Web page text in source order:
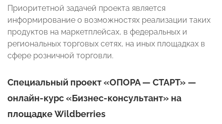
Приоритетной задачей проекта является
информирование о возможностях реализации таких
продуктов на маркетплейсах, в федеральных и
региональных торговых сетях, на иных площадках в
сфере розничной торговли.
Специальный проект «ОПОРА— СТАРТ» —
онлайн-курс «Бизнес-консультант» на
площадкеWildberries